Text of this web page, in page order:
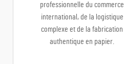
professionnelle du commerce
international, de la logistique
complexe et de la fabrication
authentique en papier.